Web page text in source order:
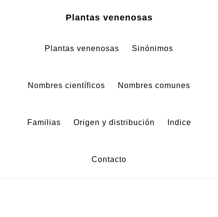
Plantas venenosas
Plantas venenosas Sinónimos
Nombres científicos Nombres comunes
Familias Origen y distribución Indice
Contacto